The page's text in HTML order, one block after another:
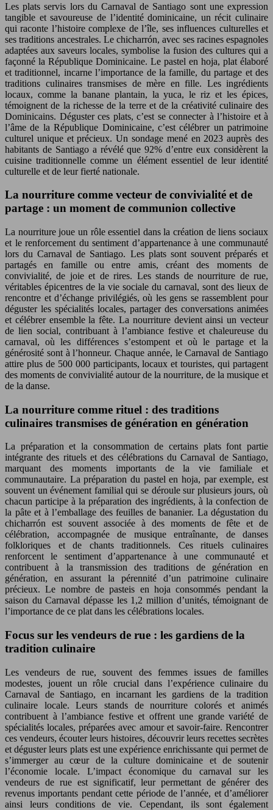
Les plats servis lors du Carnaval de Santiago sont une expression
tangible et savoureuse de l’identité dominicaine, un récit culinaire
qui raconte l’histoire complexe de l’île, ses influences culturelles et
ses traditions ancestrales. Le chicharrón, avec ses racines espagnoles
adaptées aux saveurs locales, symbolise la fusion des cultures qui a
façonné la République Dominicaine. Le pastel en hoja, plat élaboré
et traditionnel, incarne l’importance de la famille, du partage et des
traditions culinaires transmises de mère en fille. Les ingrédients
locaux, comme la banane plantain, la yuca, le riz et les épices,
témoignent de la richesse de la terre et de la créativité culinaire des
Dominicains. Déguster ces plats, c’est se connecter à l’histoire et à
l’âme de la République Dominicaine, c’est célébrer un patrimoine
culturel unique et précieux. Un sondage mené en 2023 auprès des
habitants de Santiago a révélé que 92% d’entre eux considèrent la
cuisine traditionnelle comme un élément essentiel de leur identité
culturelle et de leur fierté nationale.
La nourriture comme vecteur de convivialité et de
partage : un moment de communion collective
La nourriture joue un rôle essentiel dans la création de liens sociaux
et le renforcement du sentiment d’appartenance à une communauté
lors du Carnaval de Santiago. Les plats sont souvent préparés et
partagés en famille ou entre amis, créant des moments de
convivialité, de joie et de rires. Les stands de nourriture de rue,
véritables épicentres de la vie sociale du carnaval, sont des lieux de
rencontre et d’échange privilégiés, où les gens se rassemblent pour
déguster les spécialités locales, partager des conversations animées
et célébrer ensemble la fête. La nourriture devient ainsi un vecteur
de lien social, contribuant à l’ambiance festive et chaleureuse du
carnaval, où les différences s’estompent et où le partage et la
générosité sont à l’honneur. Chaque année, le Carnaval de Santiago
attire plus de 500 000 participants, locaux et touristes, qui partagent
des moments de convivialité autour de la nourriture, de la musique et
de la danse.
La nourriture comme rituel : des traditions
culinaires transmises de génération en génération
La préparation et la consommation de certains plats font partie
intégrante des rituels et des célébrations du Carnaval de Santiago,
marquant des moments importants de la vie familiale et
communautaire. La préparation du pastel en hoja, par exemple, est
souvent un événement familial qui se déroule sur plusieurs jours, où
chacun participe à la préparation des ingrédients, à la confection de
la pâte et à l’emballage des feuilles de bananier. La dégustation du
chicharrón est souvent associée à des moments de fête et de
célébration, accompagnée de musique entraînante, de danses
folkloriques et de chants traditionnels. Ces rituels culinaires
renforcent le sentiment d’appartenance à une communauté et
contribuent à la transmission des traditions de génération en
génération, en assurant la pérennité d’un patrimoine culinaire
précieux. Le nombre de pasteis en hoja consommés pendant la
saison du Carnaval dépasse les 1,2 million d’unités, témoignant de
l’importance de ce plat dans les célébrations locales.
Focus sur les vendeurs de rue : les gardiens de la
tradition culinaire
Les vendeurs de rue, souvent des femmes issues de familles
modestes, jouent un rôle crucial dans l’expérience culinaire du
Carnaval de Santiago, en incarnant les gardiens de la tradition
culinaire locale. Leurs stands de nourriture colorés et animés
contribuent à l’ambiance festive et offrent une grande variété de
spécialités locales, préparées avec amour et savoir-faire. Rencontrer
ces vendeurs, écouter leurs histoires, découvrir leurs recettes secrètes
et déguster leurs plats est une expérience enrichissante qui permet de
s’immerger au cœur de la culture dominicaine et de soutenir
l’économie locale. L’impact économique du carnaval sur les
vendeurs de rue est significatif, leur permettant de générer des
revenus importants pendant cette période de l’année, et d’améliorer
ainsi leurs conditions de vie. Cependant, ils sont également